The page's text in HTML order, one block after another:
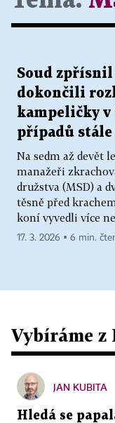
Soud
dokončili
kampeličky v
případů stále
Na sedm až devět
manažeři
družstva (MSD) a
těsně před
koní vyvedli více
17. 3. 2026 ▪ 6 min.
Vybíráme z
JAN KUBITA
Hledá se